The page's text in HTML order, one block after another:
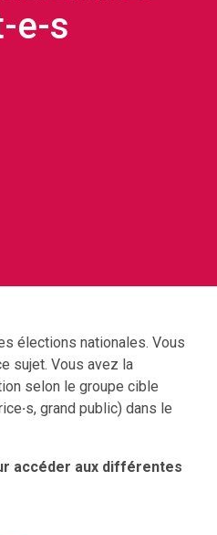
e-s
élections nationales. Vous
sujet. Vous avez la
selon le groupe cible
·s, grand public) dans le
accéder aux différentes